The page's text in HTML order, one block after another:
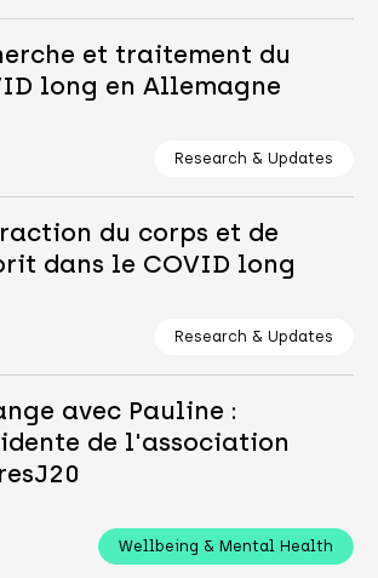
et traitement du
long en Allemagne
Research & Updates
du corps et de
dans le COVID long
Research & Updates
avec Pauline :
de l'association
Wellbeing & Mental Health